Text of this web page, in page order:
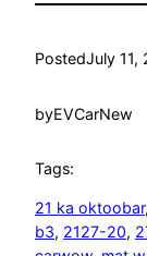
PostedJuly 11,
byEVCarNew
Tags:
21 ka oktoobar,
b3, 2127-20,